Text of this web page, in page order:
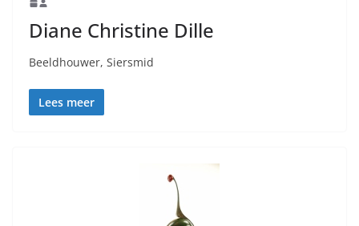
Diane Christine Dille
Beeldhouwer, Siersmid
Lees meer